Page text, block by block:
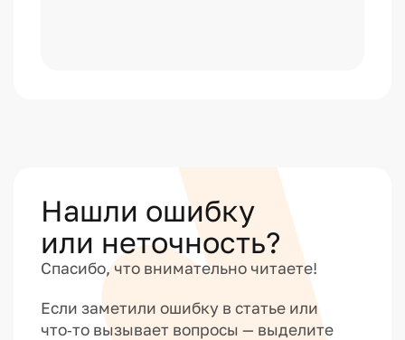
Нашли ошибку
или неточность?
Спасибо, что внимательно читаете!
Если заметили ошибку в статье или
что‑то вызывает вопросы — выделите